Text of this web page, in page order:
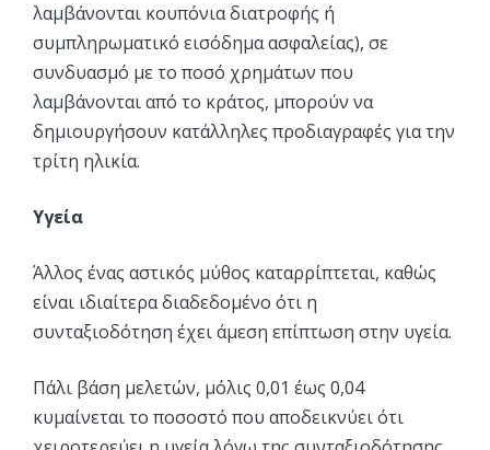
λαμβάνονται κουπόνια διατροφής ή
συμπληρωματικό εισόδημα ασφαλείας), σε
συνδυασμό με το ποσό χρημάτων που
λαμβάνονται από το κράτος, μπορούν να
δημιουργήσουν κατάλληλες προδιαγραφές για την
τρίτη ηλικία.
Υγεία
Άλλος ένας αστικός μύθος καταρρίπτεται, καθώς
είναι ιδιαίτερα διαδεδομένο ότι η
συνταξιοδότηση έχει άμεση επίπτωση στην υγεία.
Πάλι βάση μελετών, μόλις 0,01 έως 0,04
κυμαίνεται το ποσοστό που αποδεικνύει ότι